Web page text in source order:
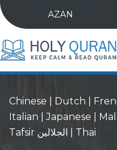
AZAN
Chinese Dutch
Italian |Japanese
Tafsir الجلالين
Thai